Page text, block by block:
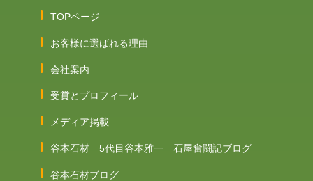
TOPページ
お客様に選ばれる理由
会社案内
受賞とプロフィール
メディア掲載
谷本石材 5代目谷本雅一 石屋奮闘記ブログ
谷本石材ブログ